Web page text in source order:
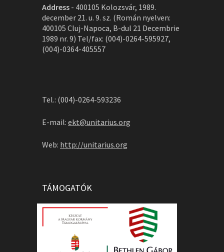
Address - 400105 Kolozsvár, 1989.
december 21. u. 9. sz. (Román nyelven:
400105 Cluj-Napoca, B-dul 21 Decembrie
1989 nr. 9) Tel/fax: (004)-0264-595927,
(004)-0364-405557
Tel.: (004)-0264-593236
E-mail: ekt@unitarius.org
Web: http://unitarius.org
TÁMOGATÓK